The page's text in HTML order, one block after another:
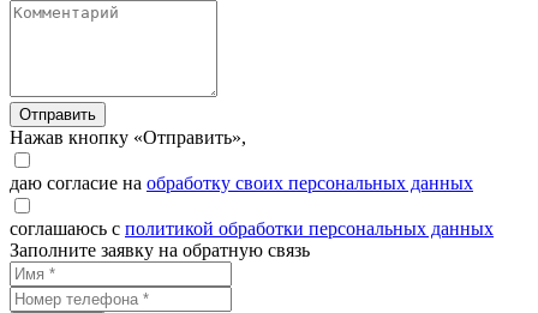
Отправить
Нажав кнопку «Отправить»,
даю согласие на обработку своих персональных данных
соглашаюсь с политикой обработки персональных данных
Заполните заявку на обратную связь